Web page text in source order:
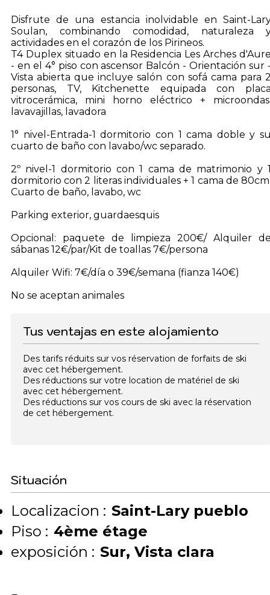
Disfrute de una estancia inolvidable en Saint-
Soulan, combinando comodidad, naturaleza
actividades en el corazón de los Pirineos.
T4 Duplex situado en la Residencia Les Arches
- en el 4° piso con ascensor Balcón - Orientación sur
Vista abierta que incluye salón con sofá cama para
personas, TV, Kitchenette equipada con
vitrocerámica, mini horno eléctrico +
lavavajillas, lavadora
1° nivel-Entrada-1 dormitorio con 1 cama doble y
cuarto de baño con lavabo/wc separado.
2º nivel-1 dormitorio con 1 cama de matrimonio y
dormitorio con 2 literas individuales + 1 cama de
Cuarto de baño, lavabo, wc
Parking exterior, guardaesquis
Opcional: paquete de limpieza 200€/ Alquiler
sábanas 12€/par/Kit de toallas 7€/persona
Alquiler Wifi: 7€/día o 39€/semana (fianza 140€)
No se aceptan animales
Tus ventajas en este alojamiento
Des tarifs réduits sur vos réservation de forfaits de ski
avec cet hébergement.
Des réductions sur votre location de matériel de ski
avec cet hébergement.
Des réductions sur vos cours de ski avec la réservation
de cet hébergement.
Situación
Localizacion : Saint-Lary pueblo
Piso : 4ème étage
exposición : Sur Vista clara